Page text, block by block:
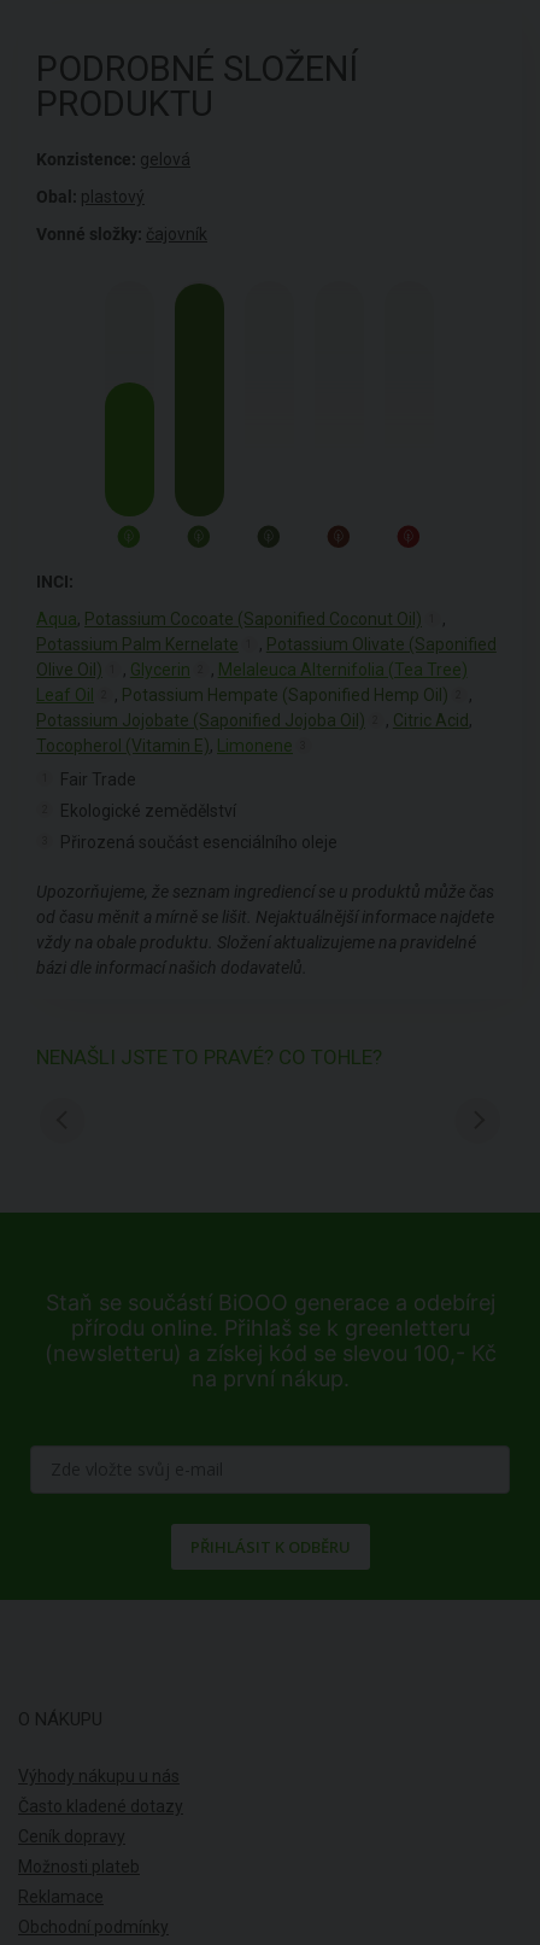
PODROBNÉ SLOŽENÍ
PRODUKTU
Konzistence: gelová
Obal: plastový
Vonné složky: čajovník
INCI:
Aqua, Potassium Cocoate (Saponified Coconut Oil)
,
Potassium Palm Kernelate
, Potassium Olivate (Saponified
Olive Oil)
, Glycerin , Melaleuca Alternifolia (Tea Tree)
Leaf Oil
, Potassium Hempate (Saponified Hemp Oil)
,
Potassium Jojobate (Saponified Jojoba Oil)
, Citric Acid,
Tocopherol (Vitamin E), Limonene
Fair Trade
Ekologické zemědělství
Přirozená součást esenciálního oleje
Upozorňujeme, že seznam ingrediencí se u produktů může čas
od času měnit a mírně se lišit. Nejaktuálnější informace najdete
vždy na obale produktu. Složení aktualizujeme na pravidelné
bázi dle informací našich dodavatelů.
NENAŠLI JSTE TO PRAVÉ? CO TOHLE?
Staň se součástí BiOOO generace a odebírej
přírodu online. Přihlaš se k greenletteru
(newsletteru) a získej kód se slevou 100,- Kč
na první nákup.
PŘIHLÁSIT K ODBĚRU
O NÁKUPU
Výhody nákupu u nás
Často kladené dotazy
Ceník dopravy
Možnosti plateb
Reklamace
Obchodní podmínky